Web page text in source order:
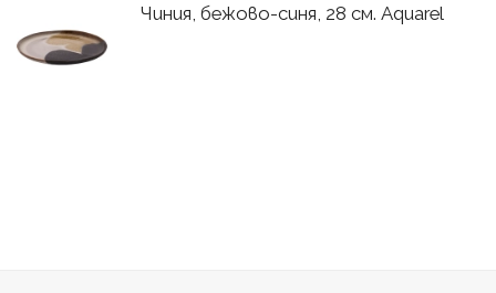
Чиния, бежово-синя, 28 см. Aquarel